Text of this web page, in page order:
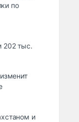
по
202 тыс.
и